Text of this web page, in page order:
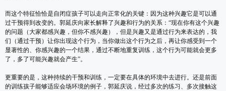
而这个特征恰恰是自闭症孩子可以走向正常化的关键：因为这种兴趣它是可以通
过干预得到改变的。郭延庆向家长解释了兴趣和行为的关系：“现在你有这个兴趣
的问题（大家都感兴趣，但你不感兴趣），但是兴趣又是通过行为来表达的，我
们（通过干预）让你出现这个行为，当你做出这个行为之后，再让你感受到一个
显著性的、你感兴趣的一个结果，通过不断地重复训练，这个行为可能就会更多
了，多了可能兴趣就会产生”。
更重要的是，这种持续的干预和训练，一定要在具体的环境中去进行。还是前面
的训练孩子能够适应会场环境的例子，郭延庆说，经过多次的练习、多次接触这